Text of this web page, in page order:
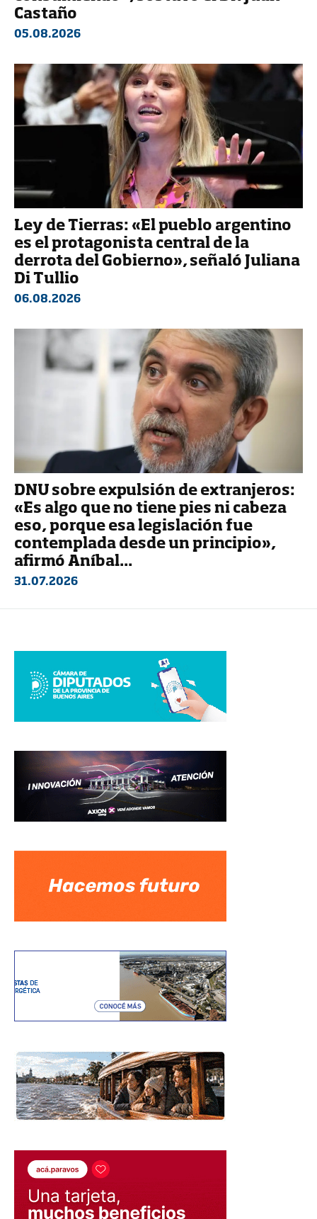
Castaño
05.08.2026
Ley de Tierras: «El pueblo argentino
es el protagonista central de la
derrota del Gobierno», señaló Juliana
Di Tullio
06.08.2026
DNU sobre expulsión de extranjeros:
«Es algo que no tiene pies ni cabeza
eso, porque esa legislación fue
contemplada desde un principio»,
afirmó Aníbal...
31.07.2026